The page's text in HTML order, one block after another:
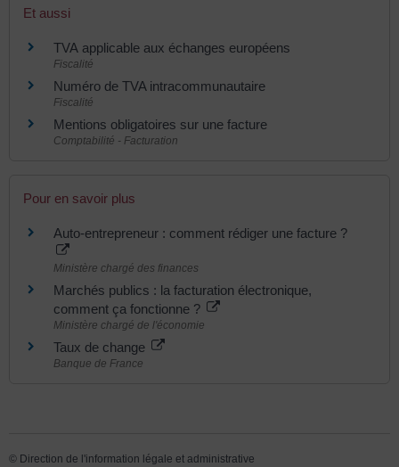
Et aussi
TVA applicable aux échanges européens
Fiscalité
Numéro de TVA intracommunautaire
Fiscalité
Mentions obligatoires sur une facture
Comptabilité - Facturation
Pour en savoir plus
Auto-entrepreneur : comment rédiger une facture ?
Ministère chargé des finances
Marchés publics : la facturation électronique,
comment ça fonctionne ?
Ministère chargé de l'économie
Taux de change
Banque de France
© Direction de l'information légale et administrative